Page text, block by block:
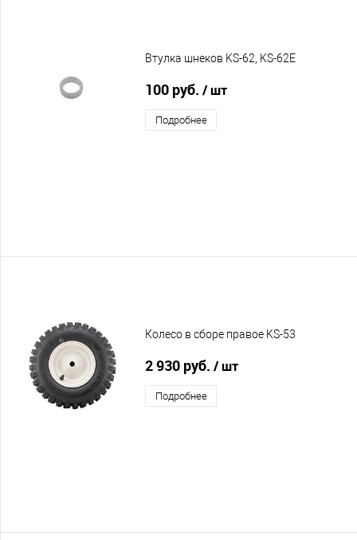
Втулка шнеков KS-62, KS-62E
100 руб. / шт
Подробнее
Колесо в сборе правое KS-53
2 930 руб. / шт
Подробнее